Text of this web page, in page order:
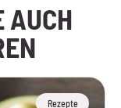
AUCH
Rezepte